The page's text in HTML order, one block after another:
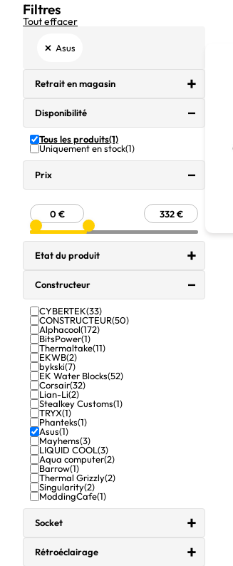
Filtres
Tout effacer
× Asus
Retrait en magasin
Disponibilité
Tous les produits(1)
Uniquement en stock(1)
Prix
Etat du produit
Constructeur
CYBERTEK(33)
CONSTRUCTEUR(50)
Alphacool(172)
BitsPower(1)
Thermaltake(11)
EKWB(2)
bykski(7)
EK Water Blocks(52)
Corsair(32)
Lian-Li(2)
Stealkey Customs(1)
TRYX(1)
Phanteks(1)
Asus(1)
Mayhems(3)
LIQUID COOL(3)
Aqua computer(2)
Barrow(1)
Thermal Grizzly(2)
Singularity(2)
ModdingCafe(1)
Socket
Rétroéclairage